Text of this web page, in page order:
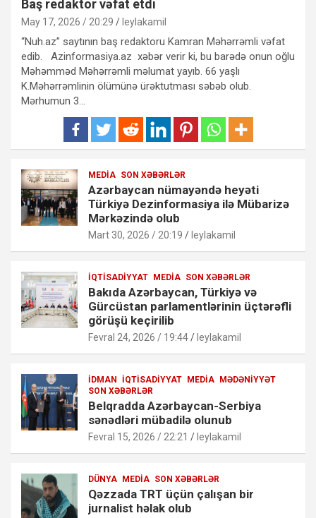
Baş redaktor vəfat etdi
May 17, 2026 / 20:29 leylakamil
“Nuh.az” saytının baş redaktoru Kamran Məhərrəmli vəfat
edib. Azinformasiya.az xəbər verir ki, bu barədə onun oğlu
Məhəmməd Məhərrəmli məlumat yayıb. 66 yaşlı
K.Məhərrəmlinin ölümünə ürəktutması səbəb olub.
Mərhumun 3…
MEDIA SON XƏBƏRLƏR
Azərbaycan nümayəndə heyəti
Türkiyə Dezinformasiya ilə Mübarizə
Mərkəzində olub
Mart 30, 2026 / 20:19 leylakamil
İQTISADIYYAT MEDIA SON XƏBƏRLƏR
Bakıda Azərbaycan, Türkiyə və
Gürcüstan parlamentlərinin üçtərəfli
görüşü keçirilib
Fevral 24, 2026 / 19:44 leylakamil
İDMAN İQTISADIYYAT MEDIA MƏDƏNIYYƏT
SON XƏBƏRLƏR
Belqradda Azərbaycan-Serbiya
sənədləri mübadilə olunub
Fevral 15, 2026 / 22:21 leylakamil
DÜNYA MEDIA SON XƏBƏRLƏR
Qəzzada TRT üçün çalışan bir
jurnalist həlak olub